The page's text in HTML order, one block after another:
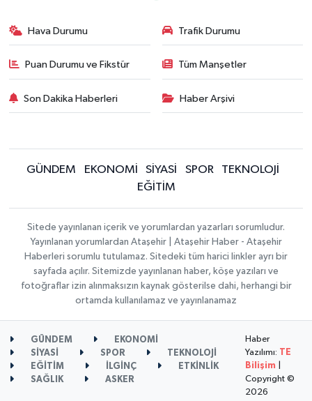
Hava Durumu Trafik Durumu
Puan Durumu ve Fikstür Tüm Manşetler
Son Dakika Haberleri Haber Arşivi
GÜNDEM EKONOMİ SİYASİ SPOR
TEKNOLOJİ
EĞİTİM
Sitede yayınlanan içerik ve yorumlardan yazarları sorumludur.
Yayınlanan yorumlardan Ataşehir | Ataşehir Haber - Ataşehir
Haberleri sorumlu tutulamaz. Sitedeki tüm harici linkler ayrı bir
sayfada açılır. Sitemizde yayınlanan haber, köşe yazıları ve
fotoğraflar izin alınmaksızın kaynak gösterilse dahi, herhangi bir
ortamda kullanılamaz ve yayınlanamaz
GÜNDEM
EKONOMİ
SİYASİ
SPOR
TEKNOLOJİ
EĞİTİM
İLGİNÇ
ETKİNLİK
SAĞLIK
ASKER
Haber
Yazılımı:
TE
Bilişim
Copyright ©
2026